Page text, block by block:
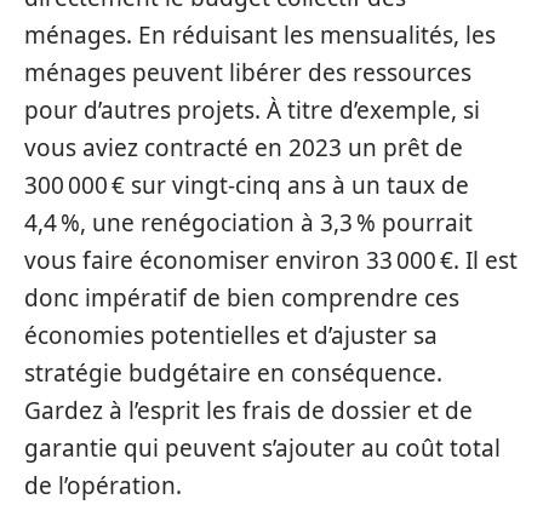
ménages. En réduisant les mensualités, les
ménages peuvent libérer des ressources
pour d’autres projets. À titre d’exemple, si
vous aviez contracté en 2023 un prêt de
300 000 € sur vingt-cinq ans à un taux de
4,4 %, une renégociation à 3,3 % pourrait
vous faire économiser environ 33 000 €. Il est
donc impératif de bien comprendre ces
économies potentielles et d’ajuster sa
stratégie budgétaire en conséquence.
Gardez à l’esprit les frais de dossier et de
garantie qui peuvent s’ajouter au coût total
de l’opération.